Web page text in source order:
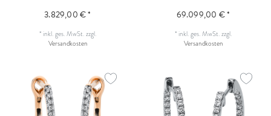
3.829,00 € *
* inkl. ges. MwSt.zzgl.
Versandkosten
69.099,00 € *
* inkl. ges. MwSt.zzgl.
Versandkosten